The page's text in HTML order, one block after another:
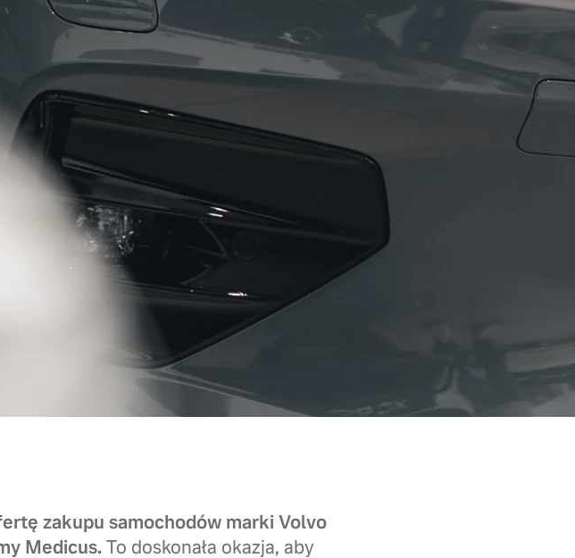
zakupu samochodów marki Volvo
Medicus.To doskonała okazja, aby